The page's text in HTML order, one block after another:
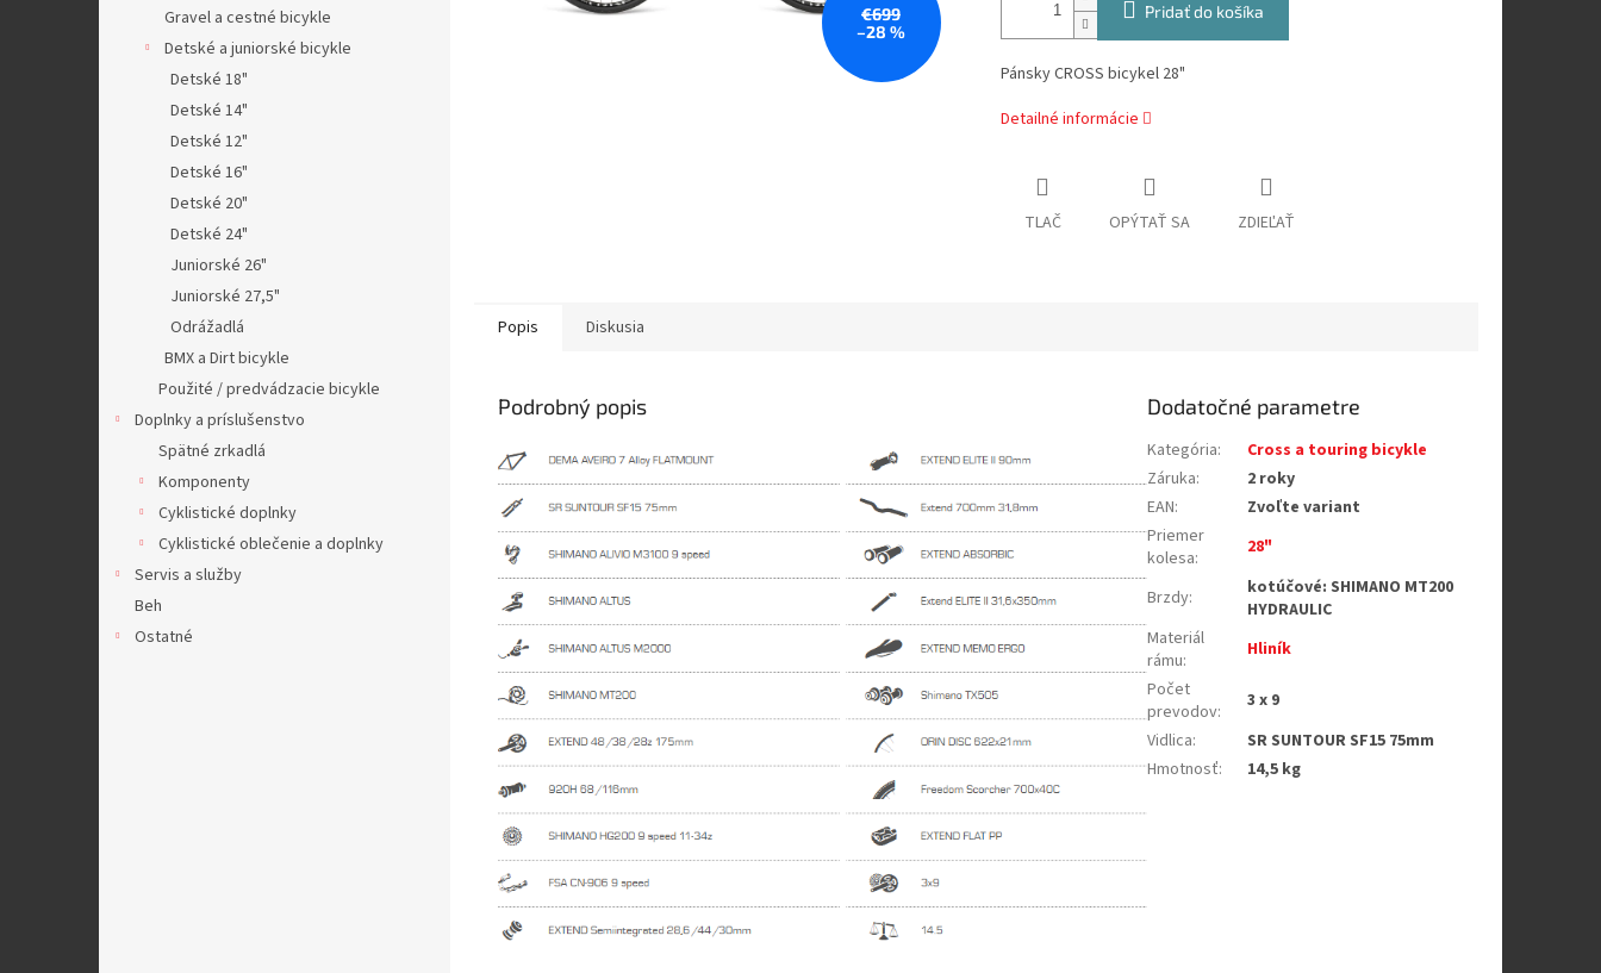
Gravel a cestné bicykle
Detské a juniorské bicykle
Detské 18"
Detské 14"
Detské 12"
Detské 16"
Detské 20"
Detské 24"
Juniorské 26"
Juniorské 27,5"
Odrážadlá
BMX a Dirt bicykle
Použité / predvádzacie bicykle
Doplnky a príslušenstvo
Spätné zrkadlá
Komponenty
Cyklistické doplnky
Cyklistické oblečenie a doplnky
Servis a služby
Beh
Ostatné
€699
–28 %
Pridať do košíka
Pánsky CROSS bicykel 28"
Detailné informácie
TLAČ OPÝTAŤ SA ZDIEĽAŤ
Popis Diskusia
Podrobný popis Dodatočné parametre
Kategória:
Cross a touring bicykle
Záruka:
2 roky
EAN:
Zvoľte variant
Priemer
kolesa: 28"
Brzdy:
kotúčové: SHIMANO MT200
HYDRAULIC
Materiál
rámu:
Hliník
Počet
prevodov:
3 x 9
Vidlica:
SR SUNTOUR SF15 75mm
Hmotnosť: 14,5 kg